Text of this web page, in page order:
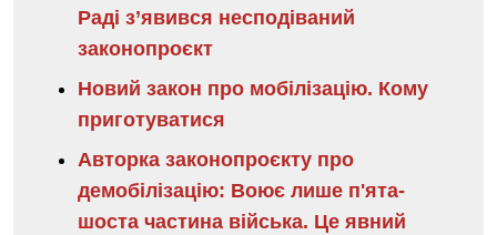
Раді з’явився несподіваний
законопроєкт
Новий закон про мобілізацію. Кому
приготуватися
Авторка законопроєкту про
демобілізацію: Воює лише п'ята-
шоста частина війська. Це явний